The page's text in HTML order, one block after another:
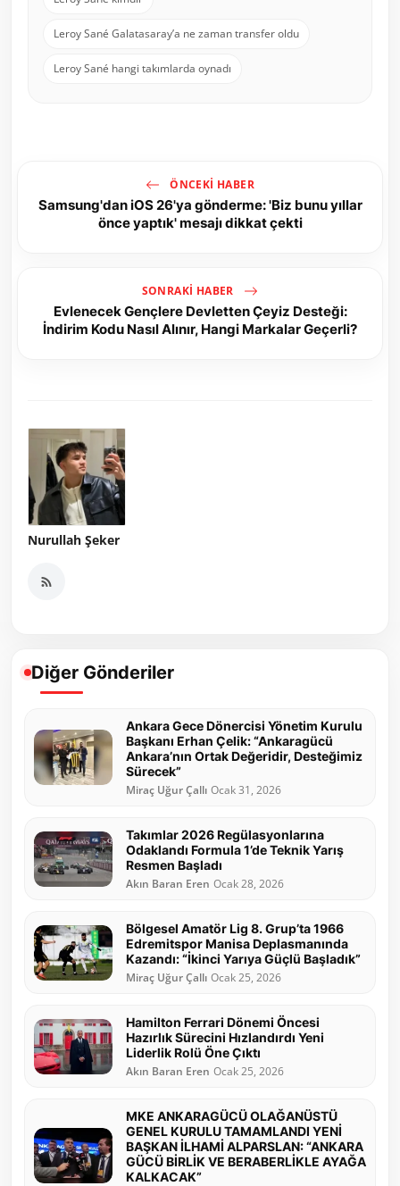
Leroy Sané Galatasaray’a ne zaman transfer oldu
Leroy Sané hangi takımlarda oynadı
ÖNCEKI HABER
Samsung'dan iOS 26'ya gönderme: 'Biz bunu yıllar
önce yaptık' mesajı dikkat çekti
SONRAKI HABER
Evlenecek Gençlere Devletten Çeyiz Desteği:
İndirim Kodu Nasıl Alınır, Hangi Markalar Geçerli?
Nurullah Şeker
Diğer Gönderiler
Ankara Gece Dönercisi Yönetim Kurulu
Başkanı Erhan Çelik: “Ankaragücü
Ankara’nın Ortak Değeridir, Desteğimiz
Sürecek”
Miraç Uğur Çallı Ocak 31, 2026
Takımlar 2026 Regülasyonlarına
Odaklandı Formula 1’de Teknik Yarış
Resmen Başladı
Akın Baran Eren Ocak 28, 2026
Bölgesel Amatör Lig 8. Grup’ta 1966
Edremitspor Manisa Deplasmanında
Kazandı: “İkinci Yarıya Güçlü Başladık”
Miraç Uğur Çallı Ocak 25, 2026
Hamilton Ferrari Dönemi Öncesi
Hazırlık Sürecini Hızlandırdı Yeni
Liderlik Rolü Öne Çıktı
Akın Baran Eren Ocak 25, 2026
MKE ANKARAGÜCÜ OLAĞANÜSTÜ
GENEL KURULU TAMAMLANDI YENİ
BAŞKAN İLHAMİ ALPARSLAN: “ANKARA
GÜCÜ BİRLİK VE BERABERLİKLE AYAĞA
KALKACAK”